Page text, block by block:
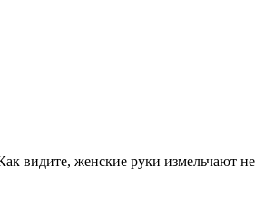
видите, женские руки измельчают